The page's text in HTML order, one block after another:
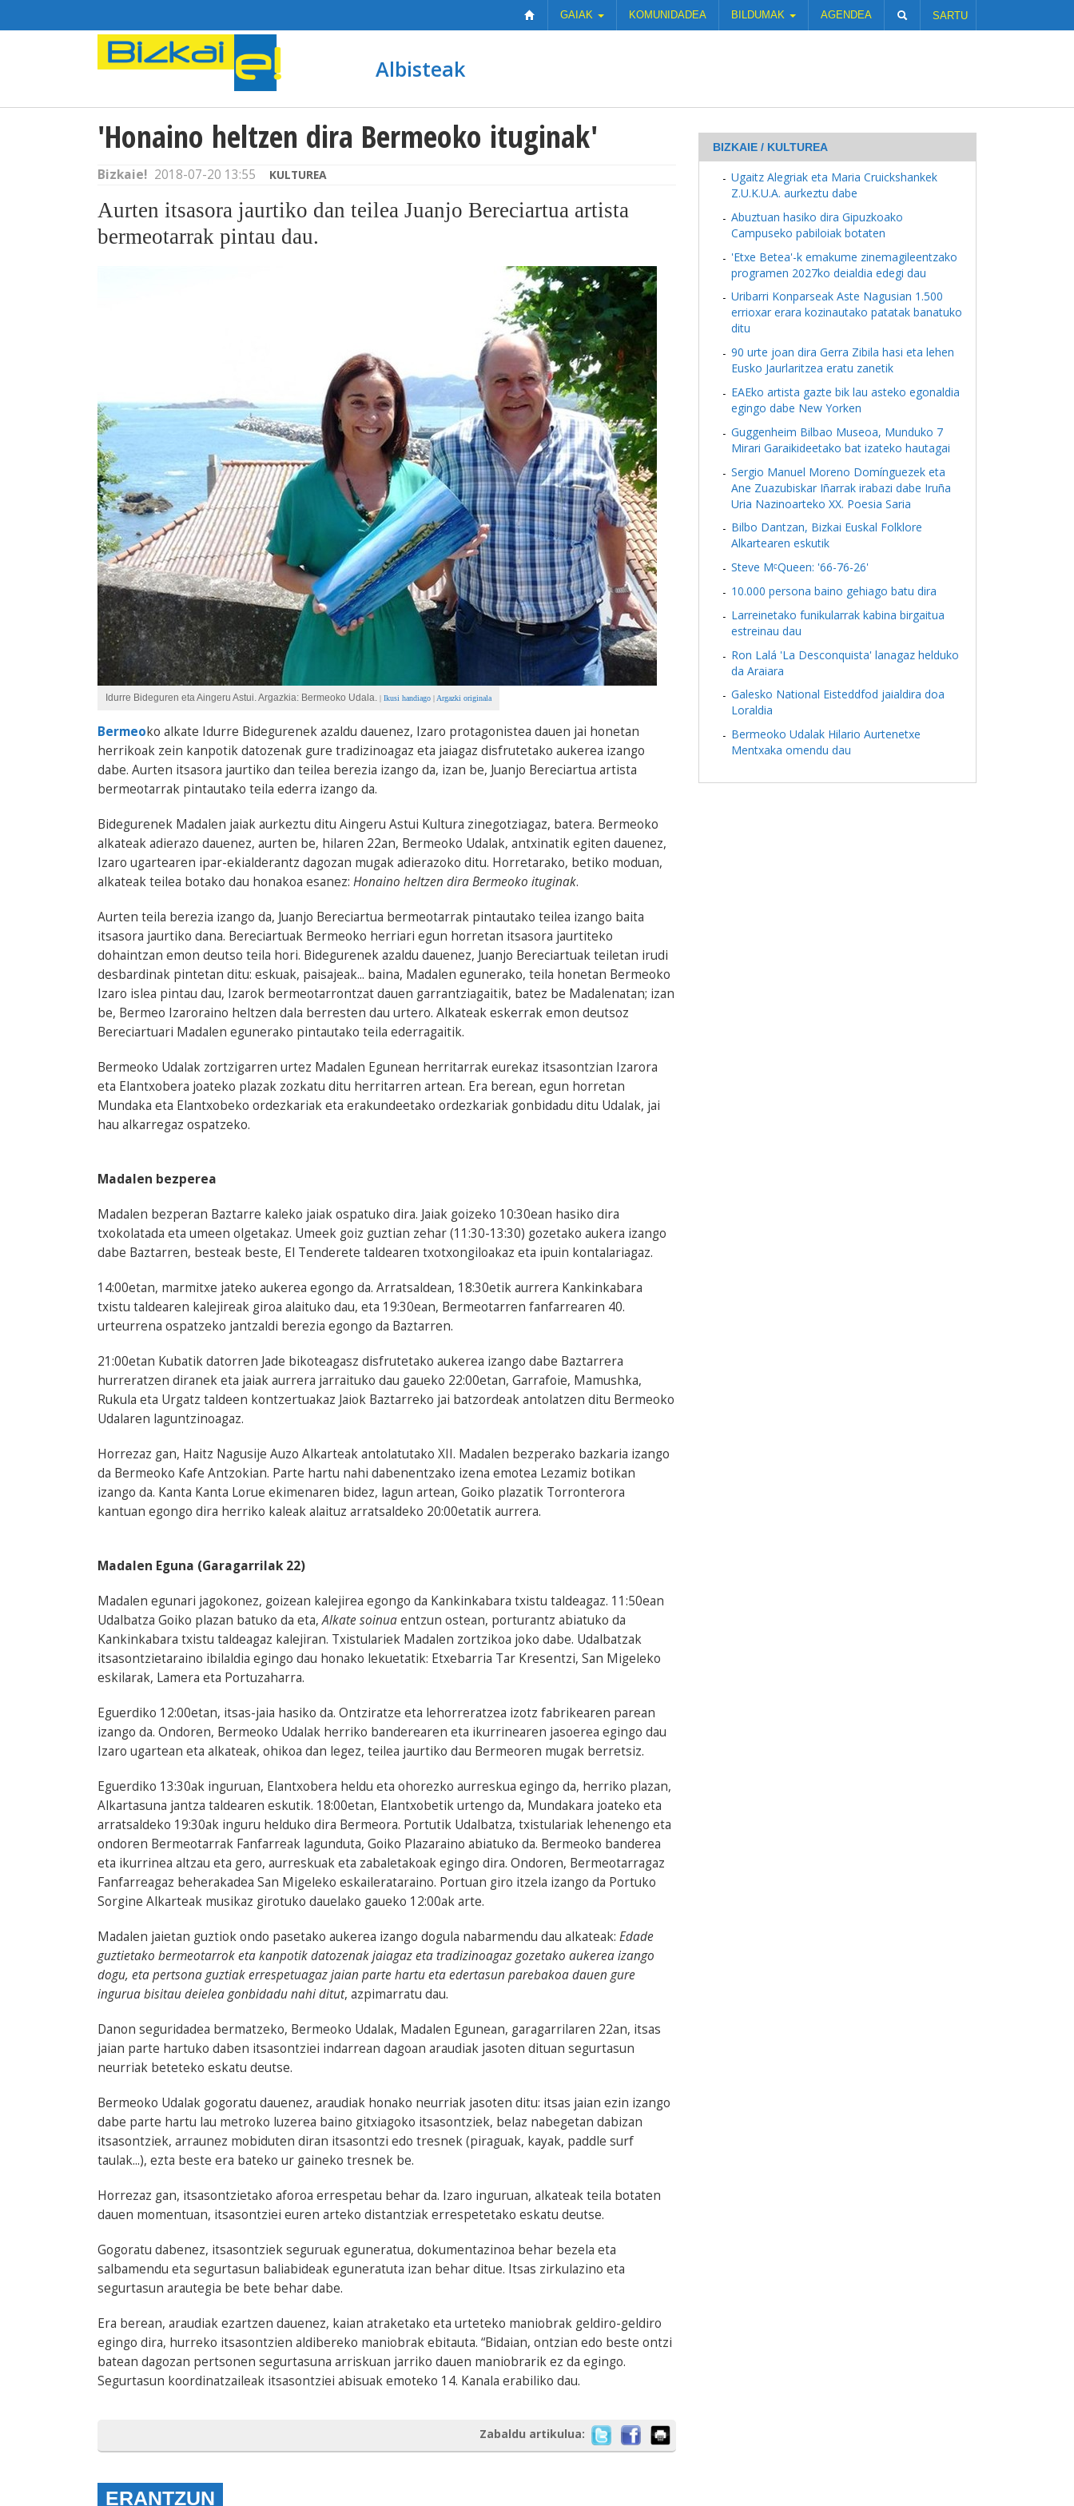
GAIAK KOMUNIDADEA BILDUMAK AGENDEA SARTU
Albisteak
'Honaino heltzen dira Bermeoko ituginak'
Bizkaie! 2018-07-20 13:55 KULTUREA
Aurten itsasora jaurtiko dan teilea Juanjo Bereciartua artista
bermeotarrak pintau dau.
Idurre Bideguren eta Aingeru Astui. Argazkia: Bermeoko Udala. | Ikusi handiago | Argazki originala
Bermeoko alkate Idurre Bidegurenek azaldu dauenez, Izaro protagonistea dauen jai honetan
herrikoak zein kanpotik datozenak gure tradizinoagaz eta jaiagaz disfrutetako aukerea izango
dabe. Aurten itsasora jaurtiko dan teilea berezia izango da, izan be, Juanjo Bereciartua artista
bermeotarrak pintautako teila ederra izango da.
Bidegurenek Madalen jaiak aurkeztu ditu Aingeru Astui Kultura zinegotziagaz, batera. Bermeoko
alkateak adierazo dauenez, aurten be, hilaren 22an, Bermeoko Udalak, antxinatik egiten dauenez,
Izaro ugartearen ipar-ekialderantz dagozan mugak adierazoko ditu. Horretarako, betiko moduan,
alkateak teilea botako dau honakoa esanez: Honaino heltzen dira Bermeoko ituginak.
Aurten teila berezia izango da, Juanjo Bereciartua bermeotarrak pintautako teilea izango baita
itsasora jaurtiko dana. Bereciartuak Bermeoko herriari egun horretan itsasora jaurtiteko
dohaintzan emon deutso teila hori. Bidegurenek azaldu dauenez, Juanjo Bereciartuak teiletan irudi
desbardinak pintetan ditu: eskuak, paisajeak... baina, Madalen egunerako, teila honetan Bermeoko
Izaro islea pintau dau, Izarok bermeotarrontzat dauen garrantziagaitik, batez be Madalenatan; izan
be, Bermeo Izaroraino heltzen dala berresten dau urtero. Alkateak eskerrak emon deutsoz
Bereciartuari Madalen egunerako pintautako teila ederragaitik.
Bermeoko Udalak zortzigarren urtez Madalen Egunean herritarrak eurekaz itsasontzian Izarora
eta Elantxobera joateko plazak zozkatu ditu herritarren artean. Era berean, egun horretan
Mundaka eta Elantxobeko ordezkariak eta erakundeetako ordezkariak gonbidadu ditu Udalak, jai
hau alkarregaz ospatzeko.
Madalen bezperea
Madalen bezperan Baztarre kaleko jaiak ospatuko dira. Jaiak goizeko 10:30ean hasiko dira
txokolatada eta umeen olgetakaz. Umeek goiz guztian zehar (11:30-13:30) gozetako aukera izango
dabe Baztarren, besteak beste, El Tenderete taldearen txotxongiloakaz eta ipuin kontalariagaz.
14:00etan, marmitxe jateko aukerea egongo da. Arratsaldean, 18:30etik aurrera Kankinkabara
txistu taldearen kalejireak giroa alaituko dau, eta 19:30ean, Bermeotarren fanfarrearen 40.
urteurrena ospatzeko jantzaldi berezia egongo da Baztarren.
21:00etan Kubatik datorren Jade bikoteagasz disfrutetako aukerea izango dabe Baztarrera
hurreratzen diranek eta jaiak aurrera jarraituko dau gaueko 22:00etan, Garrafoie, Mamushka,
Rukula eta Urgatz taldeen kontzertuakaz Jaiok Baztarreko jai batzordeak antolatzen ditu Bermeoko
Udalaren laguntzinoagaz.
Horrezaz gan, Haitz Nagusije Auzo Alkarteak antolatutako XII. Madalen bezperako bazkaria izango
da Bermeoko Kafe Antzokian. Parte hartu nahi dabenentzako izena emotea Lezamiz botikan
izango da. Kanta Kanta Lorue ekimenaren bidez, lagun artean, Goiko plazatik Torronterora
kantuan egongo dira herriko kaleak alaituz arratsaldeko 20:00etatik aurrera.
Madalen Eguna (Garagarrilak 22)
Madalen egunari jagokonez, goizean kalejirea egongo da Kankinkabara txistu taldeagaz. 11:50ean
Udalbatza Goiko plazan batuko da eta,Alkate soinuaentzun ostean, porturantz abiatuko da
Kankinkabara txistu taldeagaz kalejiran. Txistulariek Madalen zortzikoa joko dabe. Udalbatzak
itsasontzietaraino ibilaldia egingo dau honako lekuetatik: Etxebarria Tar Kresentzi, San Migeleko
eskilarak, Lamera eta Portuzaharra.
Eguerdiko 12:00etan, itsas-jaia hasiko da. Ontziratze eta lehorreratzea izotz fabrikearen parean
izango da. Ondoren, Bermeoko Udalak herriko banderearen eta ikurrinearen jasoerea egingo dau
Izaro ugartean eta alkateak, ohikoa dan legez, teilea jaurtiko dau Bermeoren mugak berretsiz.
Eguerdiko 13:30ak inguruan, Elantxobera heldu eta ohorezko aurreskua egingo da, herriko plazan,
Alkartasuna jantza taldearen eskutik. 18:00etan, Elantxobetik urtengo da, Mundakara joateko eta
arratsaldeko 19:30ak inguru helduko dira Bermeora. Portutik Udalbatza, txistulariak lehenengo eta
ondoren Bermeotarrak Fanfarreak lagunduta, Goiko Plazaraino abiatuko da. Bermeoko banderea
eta ikurrinea altzau eta gero, aurreskuak eta zabaletakoak egingo dira. Ondoren, Bermeotarragaz
Fanfarreagaz beherakadea San Migeleko eskailerataraino. Portuan giro itzela izango da Portuko
Sorgine Alkarteak musikaz girotuko dauelako gaueko 12:00ak arte.
Madalen jaietan guztiok ondo pasetako aukerea izango dogula nabarmendu dau alkateak: Edade
guztietako bermeotarrok eta kanpotik datozenak jaiagaz eta tradizinoagaz gozetako aukerea izango
dogu, eta pertsona guztiak errespetuagaz jaian parte hartu eta edertasun parebakoa dauen gure
ingurua bisitau deielea gonbidadu nahi ditut, azpimarratu dau.
Danon seguridadea bermatzeko, Bermeoko Udalak, Madalen Egunean, garagarrilaren 22an, itsas
jaian parte hartuko daben itsasontziei indarrean dagoan araudiak jasoten dituan segurtasun
neurriak beteteko eskatu deutse.
Bermeoko Udalak gogoratu dauenez, araudiak honako neurriak jasoten ditu: itsas jaian ezin izango
dabe parte hartu lau metroko luzerea baino gitxiagoko itsasontziek, belaz nabegetan dabizan
itsasontziek, arraunez mobiduten diran itsasontzi edo tresnek (piraguak, kayak, paddle surf
taulak...), ezta beste era bateko ur gaineko tresnek be.
Horrezaz gan, itsasontzietako aforoa errespetau behar da. Izaro inguruan, alkateak teila botaten
dauen momentuan, itsasontziei euren arteko distantziak errespetetako eskatu deutse.
Gogoratu dabenez, itsasontziek seguruak eguneratua, dokumentazinoa behar bezela eta
salbamendu eta segurtasun baliabideak eguneratuta izan behar ditue. Itsas zirkulazino eta
segurtasun arautegia be bete behar dabe.
Era berean, araudiak ezartzen dauenez, kaian atraketako eta urteteko maniobrak geldiro-geldiro
egingo dira, hurreko itsasontzien aldibereko maniobrak ebitauta. “Bidaian, ontzian edo beste ontzi
batean dagozan pertsonen segurtasuna arriskuan jarriko dauen maniobrarik ez da egingo.
Segurtasun koordinatzaileak itsasontziei abisuak emoteko 14. Kanala erabiliko dau.
Zabaldu artikulua:
ERANTZUN
BIZKAIE / KULTUREA
Ugaitz Alegriak eta Maria Cruickshankek
Z.U.K.U.A. aurkeztu dabe
Abuztuan hasiko dira Gipuzkoako
Campuseko pabiloiak botaten
'Etxe Betea'-k emakume zinemagileentzako
programen 2027ko deialdia edegi dau
Uribarri Konparseak Aste Nagusian 1.500
errioxar erara kozinautako patatak banatuko
ditu
90 urte joan dira Gerra Zibila hasi eta lehen
Eusko Jaurlaritzea eratu zanetik
EAEko artista gazte bik lau asteko egonaldia
egingo dabe New Yorken
Guggenheim Bilbao Museoa, Munduko 7
Mirari Garaikideetako bat izateko hautagai
Sergio Manuel Moreno Domínguezek eta
Ane Zuazubiskar Iñarrak irabazi dabe Iruña
Uria Nazinoarteko XX. Poesia Saria
Bilbo Dantzan, Bizkai Euskal Folklore
Alkartearen eskutik
Steve MᶜQueen: '66-76-26'
10.000 persona baino gehiago batu dira
Larreinetako funikularrak kabina birgaitua
estreinau dau
Ron Lalá 'La Desconquista' lanagaz helduko
da Araiara
Galesko National Eisteddfod jaialdira doa
Loraldia
Bermeoko Udalak Hilario Aurtenetxe
Mentxaka omendu dau